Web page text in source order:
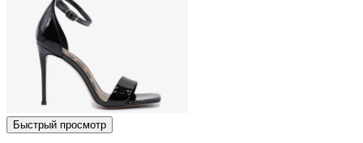
Быстрый просмотр